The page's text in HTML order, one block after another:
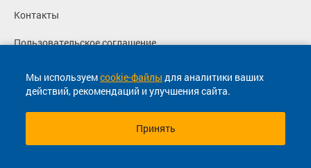
Мы используемcookie-файлы для аналитики ваших
действий, рекомендаций и улучшения сайта.
Принять
Контакты
Пользовательское соглашение
Политика конфиденциальности
Согласие на маркетинговые сообщения
© 2013-2026, ООО "Капитал"- Онлайн сервис продажи